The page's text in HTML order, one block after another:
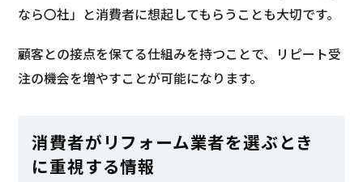
なら〇社」と消費者に想起してもらうことも大切です。
顧客との接点を保てる仕組みを持つことで、リピート受
注の機会を増やすことが可能になります。
消費者がリフォーム業者を選ぶとき
に重視する情報